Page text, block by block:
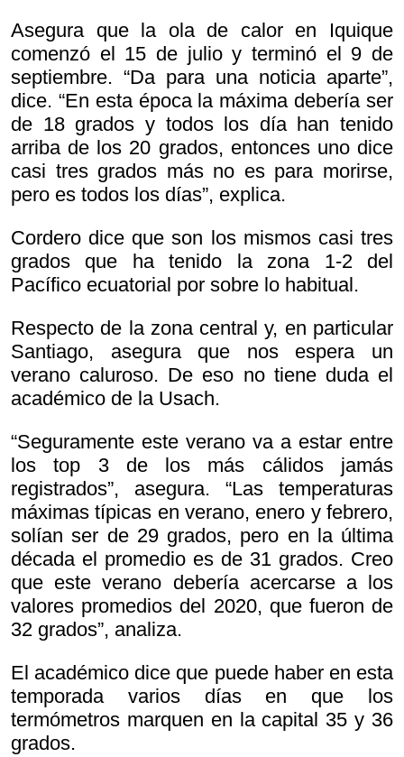
Asegura que la ola de calor en Iquique
comenzó el 15 de julio y terminó el 9 de
septiembre. “Da para una noticia aparte”,
dice. “En esta época la máxima debería ser
de 18 grados y todos los día han tenido
arriba de los 20 grados, entonces uno dice
casi tres grados más no es para morirse,
pero es todos los días”, explica.
Cordero dice que son los mismos casi tres
grados que ha tenido la zona 1-2 del
Pacífico ecuatorial por sobre lo habitual.
Respecto de la zona central y, en particular
Santiago, asegura que nos espera un
verano caluroso. De eso no tiene duda el
académico de la Usach.
“Seguramente este verano va a estar entre
los top 3 de los más cálidos jamás
registrados”, asegura. “Las temperaturas
máximas típicas en verano, enero y febrero,
solían ser de 29 grados, pero en la última
década el promedio es de 31 grados. Creo
que este verano debería acercarse a los
valores promedios del 2020, que fueron de
32 grados”, analiza.
El académico dice que puede haber en esta
temporada varios días en que los
termómetros marquen en la capital 35 y 36
grados.